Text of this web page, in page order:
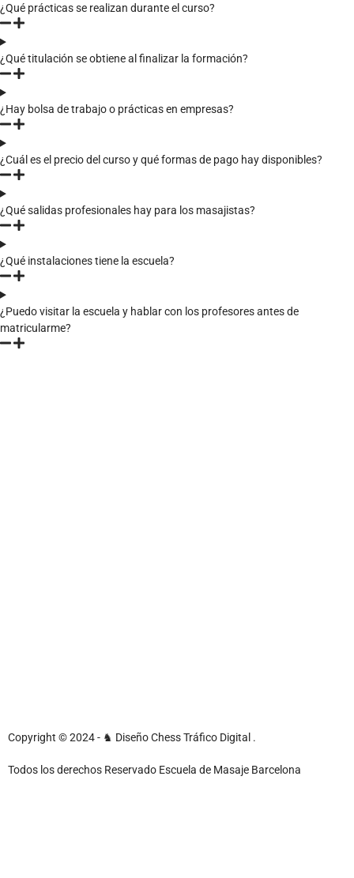
¿Qué prácticas se realizan durante el curso?
¿Qué titulación se obtiene al finalizar la formación?
¿Hay bolsa de trabajo o prácticas en empresas?
¿Cuál es el precio del curso y qué formas de pago hay disponibles?
¿Qué salidas profesionales hay para los masajistas?
¿Qué instalaciones tiene la escuela?
¿Puedo visitar la escuela y hablar con los profesores antes de
matricularme?
Copyright © 2024 - ♞ Diseño Chess Tráfico Digital .
Todos los derechos Reservado Escuela de Masaje Barcelona